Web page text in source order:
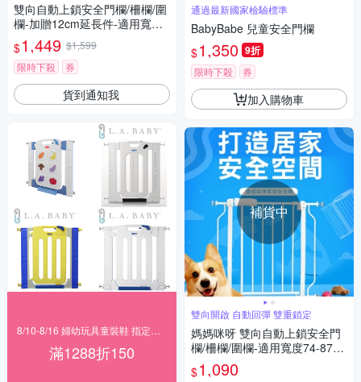
雙向自動上鎖安全門欄/柵欄/圍
欄-加贈12cm延長件-適用寬度7
4-99cm
$1,449 $1,599
限時下殺
券
貨到通知我
滿1288折150
通過最新國家檢驗標準
BabyBabe 兒童安全門欄
$1,350 9折
限時下殺 券
加入購物車
補貨中
雙向開啟 自動回彈 雙重鎖定
媽媽咪呀 雙向自動上鎖安全門
欄/柵欄/圍欄-適用寬度74-87c
m(加強穩固款)
$1,090